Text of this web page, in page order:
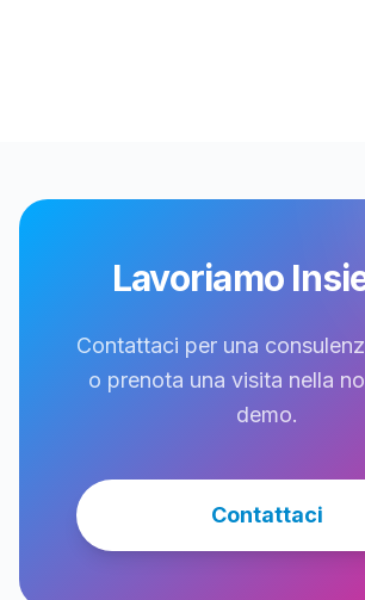
Lavoriamo
Contattaci per una
o prenota una visita nella
demo.
Contattaci